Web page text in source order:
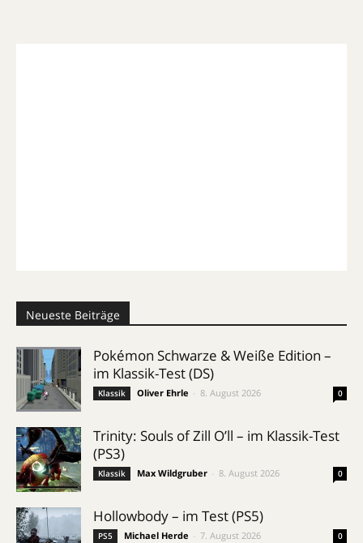
Neueste Beiträge
Pokémon Schwarze & Weiße Edition –
im Klassik-Test (DS)
Klassik Oliver Ehrle 8. August 2026 0
Trinity: Souls of Zill O’ll – im Klassik-Test
(PS3)
Klassik Max Wildgruber 8. August 2026 0
Hollowbody – im Test (PS5)
PS5 Michael Herde 7. August 2026 0